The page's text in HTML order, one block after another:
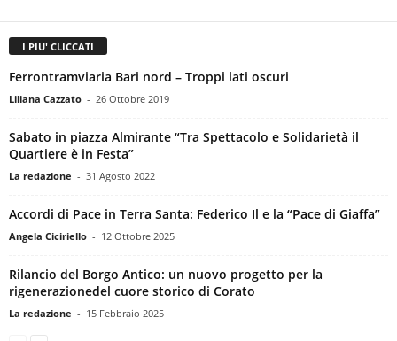
I PIU' CLICCATI
Ferrontramviaria Bari nord – Troppi lati oscuri
Liliana Cazzato - 26 Ottobre 2019
Sabato in piazza Almirante “Tra Spettacolo e Solidarietà il
Quartiere è in Festa”
La redazione - 31 Agosto 2022
Accordi di Pace in Terra Santa: Federico Il e la “Pace di Giaffa”
Angela Ciciriello - 12 Ottobre 2025
Rilancio del Borgo Antico: un nuovo progetto per la
rigenerazionedel cuore storico di Corato
La redazione - 15 Febbraio 2025